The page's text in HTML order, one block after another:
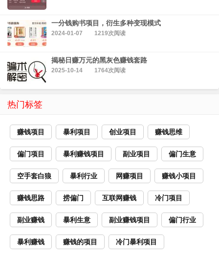
一分钱购书项目，衍生多种变现模式
2024-01-07 1219次阅读
揭秘日赚万元的黑灰色赚钱套路
2025-10-14 1764次阅读
热门标签
赚钱项目 暴利项目 创业项目 赚钱思维
偏门项目 暴利赚钱项目 副业项目 偏门生意
空手套白狼 暴利行业 网赚项目 赚钱小项目
赚钱思路 捞偏门 互联网赚钱 冷门项目
副业赚钱 暴利生意 副业赚钱项目 偏门行业
暴利赚钱 赚钱的项目 冷门暴利项目